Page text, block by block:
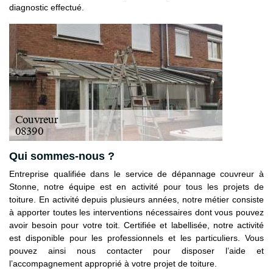
diagnostic effectué.
Qui sommes-nous ?
Entreprise qualifiée dans le service de dépannage couvreur à
Stonne, notre équipe est en activité pour tous les projets de
toiture. En activité depuis plusieurs années, notre métier consiste
à apporter toutes les interventions nécessaires dont vous pouvez
avoir besoin pour votre toit. Certifiée et labellisée, notre activité
est disponible pour les professionnels et les particuliers. Vous
pouvez ainsi nous contacter pour disposer l’aide et
l’accompagnement approprié à votre projet de toiture.